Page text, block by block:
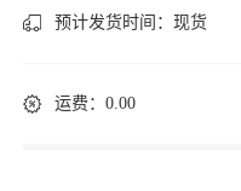
预计发货时间： 现货
运费：0.00